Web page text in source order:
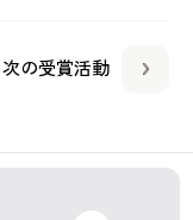
次の受賞活動